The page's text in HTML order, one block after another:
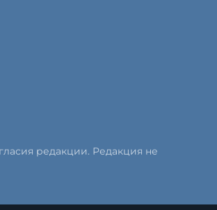
редакции. Редакция не